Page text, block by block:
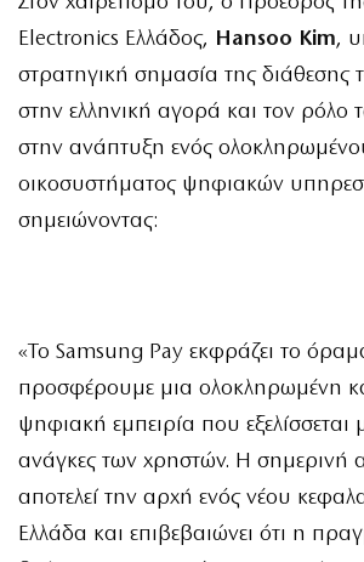
Electronics Ελλάδος, Hansoo Kim,
στρατηγική σημασία της διάθεσης
στην ελληνική αγορά και τον ρόλο
στην ανάπτυξη ενός
οικοσυστήματος ψηφιακών
σημειώνοντας:
«Το Samsung Pay εκφράζει το
προσφέρουμε μια ολοκληρωμένη
ψηφιακή εμπειρία που εξελίσσεται
ανάγκες των χρηστών. Η σημερινή
αποτελεί την αρχή ενός νέου
Ελλάδα και επιβεβαιώνει ότι η